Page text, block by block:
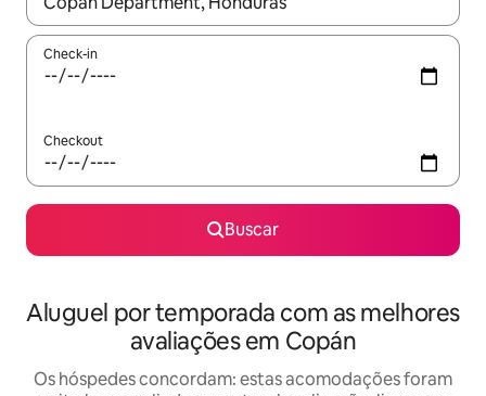
Check-in
Checkout
Buscar
Aluguel por temporada com as melhores
avaliações em Copán
Os hóspedes concordam: estas acomodações foram